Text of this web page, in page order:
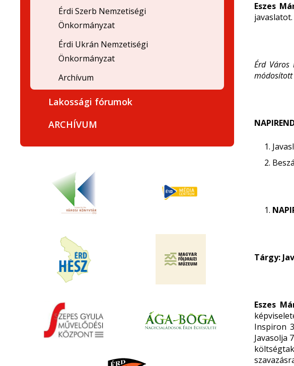
Eszes
javaslatot.
Érd Város
Tárgy:
Eszes
Inspiron
Javasolja
Érdi Szerb Nemzetiségi
Önkormányzat
Érdi Ukrán Nemzetiségi
Önkormányzat
Archívum
Lakossági fórumok
ARCHÍVUM